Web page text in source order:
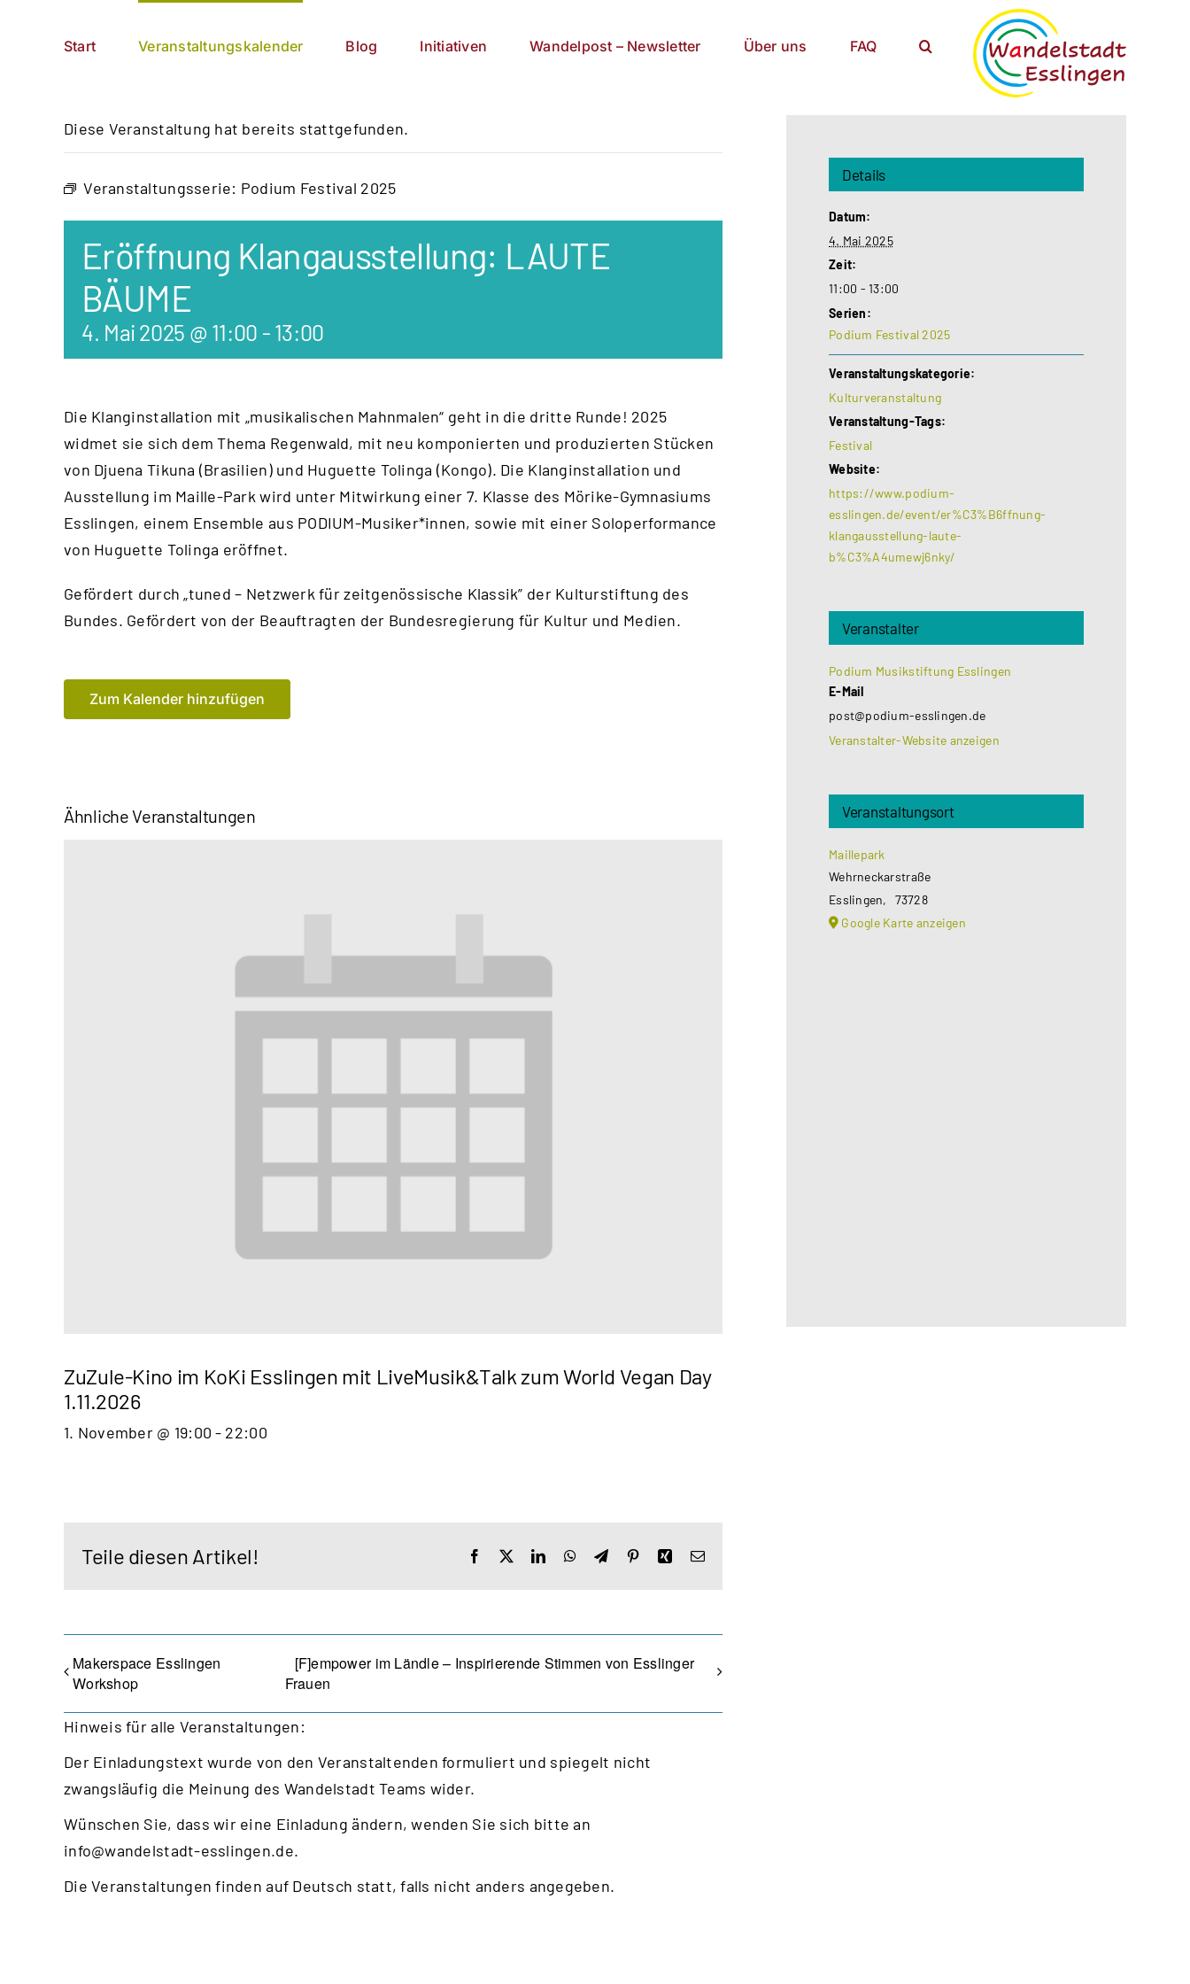
Start Veranstaltungskalender Blog Initiativen Wandelpost – Newsletter Über uns FAQ
Diese Veranstaltung hat bereits stattgefunden.
Veranstaltungsserie: Podium Festival 2025
Eröffnung Klangausstellung: LAUTE
BÄUME
4. Mai 2025 @ 11:00 - 13:00
Die Klanginstallation mit „musikalischen Mahnmalen“ geht in die dritte Runde! 2025
widmet sie sich dem Thema Regenwald, mit neu komponierten und produzierten Stücken
von Djuena Tikuna (Brasilien) und Huguette Tolinga (Kongo). Die Klanginstallation und
Ausstellung im Maille-Park wird unter Mitwirkung einer 7. Klasse des Mörike-Gymnasiums
Esslingen, einem Ensemble aus PODIUM-Musiker*innen, sowie mit einer Soloperformance
von Huguette Tolinga eröffnet.
Gefördert durch „tuned – Netzwerk für zeitgenössische Klassik” der Kulturstiftung des
Bundes. Gefördert von der Beauftragten der Bundesregierung für Kultur und Medien.
Zum Kalender hinzufügen
Ähnliche Veranstaltungen
ZuZule-Kino im KoKi Esslingen mit LiveMusik&Talk zum World Vegan Day
1.11.2026
1. November @ 19:00 - 22:00
Teile diesen Artikel! Facebook LinkedInWhatsApp
TelegramPinterestXingE-
Makerspace Esslingen
Workshop
[F]empower im Ländle – Inspirierende Stimmen von Esslinger
Frauen
Hinweis für alle Veranstaltungen:
Der Einladungstext wurde von den Veranstaltenden formuliert und spiegelt nicht
zwangsläufig die Meinung des Wandelstadt Teams wider.
Wünschen Sie, dass wir eine Einladung ändern, wenden Sie sich bitte an
info@wandelstadt-esslingen.de.
Die Veranstaltungen finden auf Deutsch statt, falls nicht anders angegeben.
Details
Datum:
4. Mai 2025
Zeit:
11:00 - 13:00
Serien:
Podium Festival 2025
Veranstaltungskategorie:
Kulturveranstaltung
Veranstaltung-Tags:
Festival
Website:
https://www.podium-
esslingen.de/event/er%C3%B6ffnung-
klangausstellung-laute-
b%C3%A4umewj6nky/
Veranstalter
Podium Musikstiftung Esslingen
E-Mail
post@podium-esslingen.de
Veranstalter-Website anzeigen
Veranstaltungsort
Maillepark
Wehrneckarstraße
Esslingen,
73728
Google Karte anzeigen